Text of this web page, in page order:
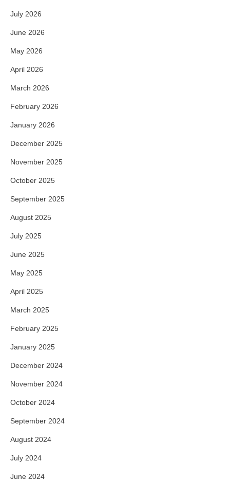
July 2026
June 2026
May 2026
April 2026
March 2026
February 2026
January 2026
December 2025
November 2025
October 2025
September 2025
August 2025
July 2025
June 2025
May 2025
April 2025
March 2025
February 2025
January 2025
December 2024
November 2024
October 2024
September 2024
August 2024
July 2024
June 2024